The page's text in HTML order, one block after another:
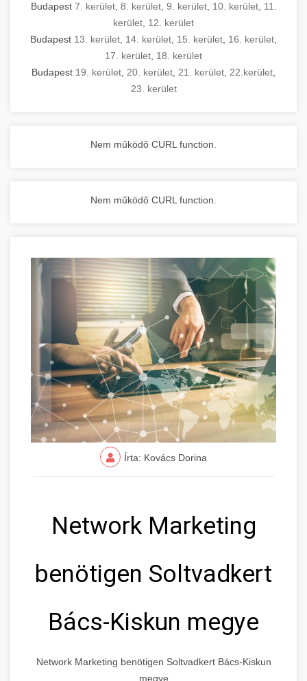
Budapest 7. kerület, 8. kerület, 9. kerület, 10. kerület, 11.
kerület 12. kerület
Budapest 13. kerület 14. kerület 15. kerület 16. kerület
17. kerület 18. kerület
Budapest 19. kerület 20. kerület 21. kerület 22.kerület
23. kerület
Nem működő CURL function.
Nem működő CURL function.
Írta: Kovács Dorina
Network Marketing
benötigen Soltvadkert
Bács-Kiskun megye
Network Marketing benötigen Soltvadkert Bács-Kiskun
megye